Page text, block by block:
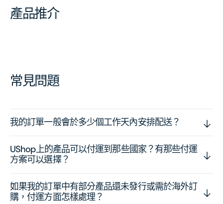
產品推介
常見問題
我的訂單一般會於多少個工作天內安排配送？
UShop上的產品可以付運到那些國家？有那些付運
方案可以選擇？
如果我的訂單中有部分產品還未發行或需於海外訂
購，付運方面怎樣處理？